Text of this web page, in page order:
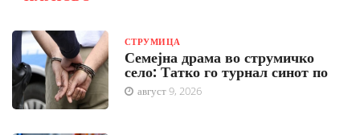
СТРУМИЦА
Семејна драма во струмичко
село: Татко го турнал синот по
август 9, 2026